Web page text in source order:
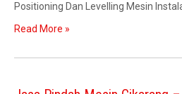
Positioning Dan Levelling Mesin
Read More »